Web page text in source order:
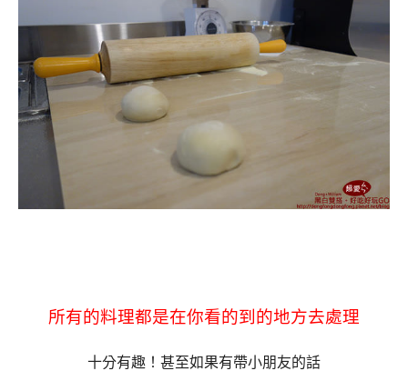
所有的料理都是在你看的到的地方去處理
十分有趣！甚至如果有帶小朋友的話